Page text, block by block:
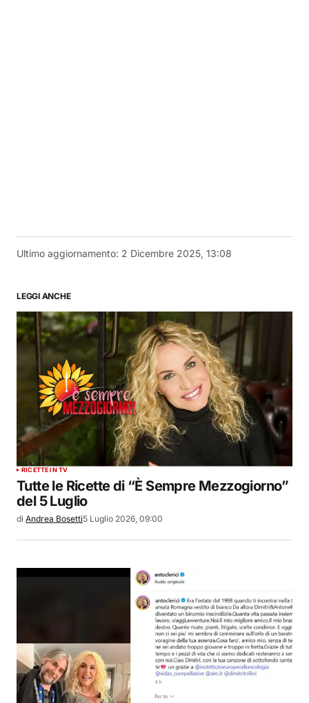
Ultimo aggiornamento: 2 Dicembre 2025, 13:08
LEGGI ANCHE
RICETTE IN TV
Tutte le Ricette di “È Sempre Mezzogiorno”
del 5 Luglio
di Andrea Bosetti5 Luglio 2026, 09:00